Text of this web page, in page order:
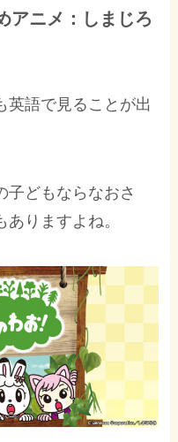
アニメ：しまじろ
英語で見ることが出
子どもならなおさ
りますよね。